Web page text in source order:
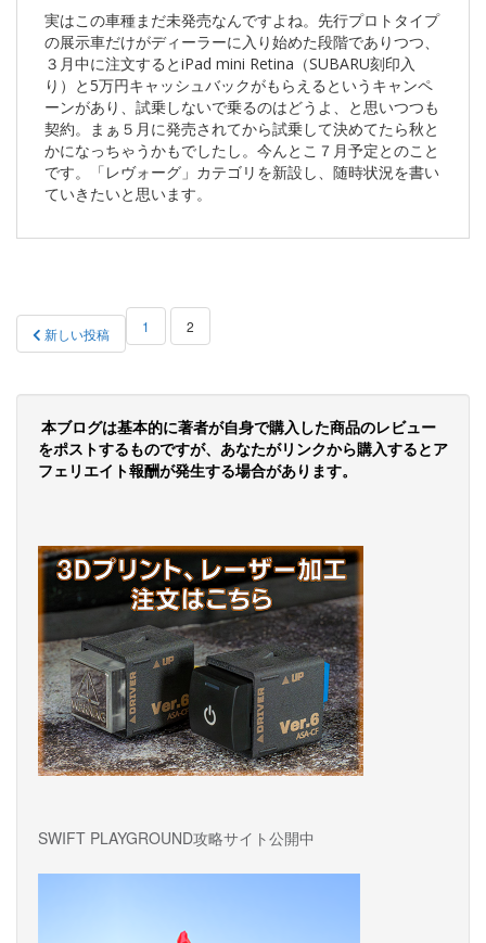
実はこの車種まだ未発売なんですよね。先行プロトタイプ
の展示車だけがディーラーに入り始めた段階でありつつ、
３月中に注文するとiPad mini Retina（SUBARU刻印入
り）と5万円キャッシュバックがもらえるというキャンペ
ーンがあり、試乗しないで乗るのはどうよ、と思いつつも
契約。まぁ５月に発売されてから試乗して決めてたら秋と
かになっちゃうかもでしたし。今んとこ７月予定とのこと
です。「レヴォーグ」カテゴリを新設し、随時状況を書い
ていきたいと思います。
投
稿
の
ペ
ー
送
り
新しい投稿 1 2
本ブログは基本的に著者が自身で購入した商品のレビュー
をポストするものですが、あなたがリンクから購入するとア
フェリエイト報酬が発生する場合があります。
SWIFT PLAYGROUND攻略サイト公開中